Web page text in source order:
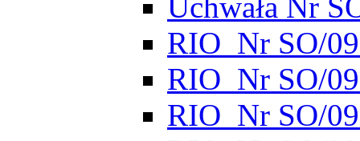
RIO_Nr SO/
RIO_Nr SO/
RIO_Nr SO/